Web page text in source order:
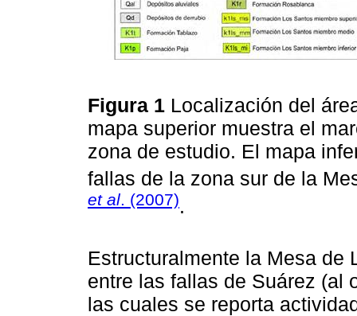
Figura 1 Localización del
mapa superior muestra el
zona de estudio. El mapa
fallas de la zona sur de la
et al. (2007).
Estructuralmente la Mesa de
entre las fallas de Suárez (al
las cuales se reporta